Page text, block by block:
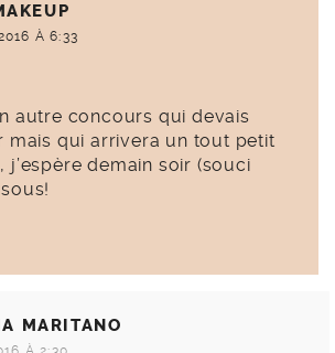
À 6:33
autre concours qui devais
mais qui arrivera un tout petit
j’espère demain soir (souci
MARITANO